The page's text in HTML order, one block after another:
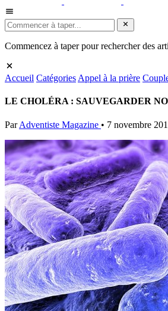
Commencez à taper pour rechercher des
Accueil Catégories Appel à la prière
LE CHOLÉRA : SAUVEGARDER
Par Adventiste Magazine • 7 novembre